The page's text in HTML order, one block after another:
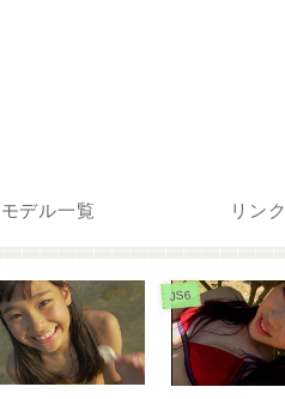
モデル一覧 リンク
JS6